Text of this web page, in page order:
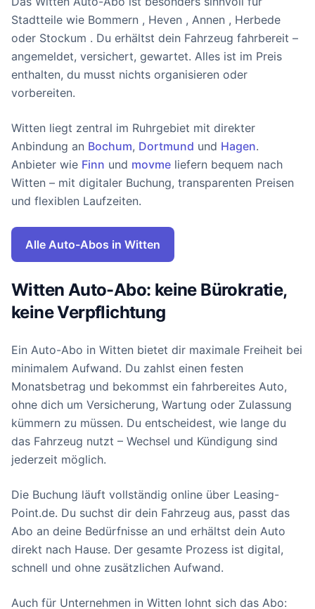
Stadtteile wie Bommern , Heven , Annen , Herbede
oder Stockum . Du erhältst dein Fahrzeug fahrbereit –
angemeldet, versichert, gewartet. Alles ist im Preis
enthalten, du musst nichts organisieren oder
vorbereiten.
Witten liegt zentral im Ruhrgebiet mit direkter
Anbindung an Bochum, Dortmund und Hagen.
Anbieter wie Finn und movme liefern bequem nach
Witten – mit digitaler Buchung, transparenten Preisen
und flexiblen Laufzeiten.
Alle Auto-Abos in Witten
Witten Auto-Abo: keine Bürokratie,
keine Verpflichtung
Ein Auto-Abo in Witten bietet dir maximale Freiheit bei
minimalem Aufwand. Du zahlst einen festen
Monatsbetrag und bekommst ein fahrbereites Auto,
ohne dich um Versicherung, Wartung oder Zulassung
kümmern zu müssen. Du entscheidest, wie lange du
das Fahrzeug nutzt – Wechsel und Kündigung sind
jederzeit möglich.
Die Buchung läuft vollständig online über Leasing-
Point.de. Du suchst dir dein Fahrzeug aus, passt das
Abo an deine Bedürfnisse an und erhältst dein Auto
direkt nach Hause. Der gesamte Prozess ist digital,
schnell und ohne zusätzlichen Aufwand.
Auch für Unternehmen in Witten lohnt sich das Abo: